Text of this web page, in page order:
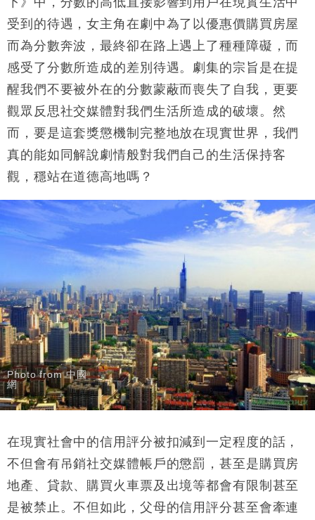
受到的待遇，女主角在劇中為了以優惠價購買房屋
而為分數奔波，最終卻在路上遇上了種種障礙，而
感受了分數所造成的差別待遇。劇集的宗旨是在提
醒我們不要被外在的分數蒙蔽而喪失了自我，更要
觀眾反思社交媒體對我們生活所造成的破壞。然
而，要是這套獎懲機制完整地放在現實世界，我們
真的能如同解說劇情般對我們自己的生活保持客
觀，穩站在道德高地嗎？
Photo from 中國
網
在現實社會中的信用評分被扣減到一定程度的話，
不但會有吊銷社交媒體帳戶的懲罰，甚至是購買房
地產、貸款、購買火車票及出境等都會有限制甚至
是被禁止。不但如此，父母的信用評分甚至會牽連